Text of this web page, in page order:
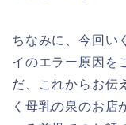
ちなみに、今回い
イのエラー原因を
だ、これからお伝
く母乳の泉のお店